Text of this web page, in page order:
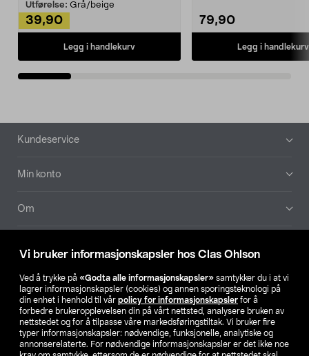
Vi bruker informasjonskapsler hos Clas Ohlson
Ved å trykke på «Godta alle informasjonskapsler» samtykker du i at vi
lagrer informasjonskapsler (cookies) og annen sporingsteknologi på
din enhet i henhold til vår policy for informasjonskapsler for å
forbedre brukeropplevelsen din på vårt nettsted, analysere bruken av
nettstedet og for å tilpasse våre markedsføringstiltak. Vi bruker fire
typer informasjonskapsler: nødvendige, funksjonelle, analytiske og
annonserelaterte. For nødvendige informasjonskapsler er det ikke noe
Utførelse: Grå/beige
39,90
Legg i handlekurv
79,90
Legg i handlekurv
Bunntekst
Kundeservice
Min konto
Om
Våre selskaper
Finn din butikk
SE NO FI